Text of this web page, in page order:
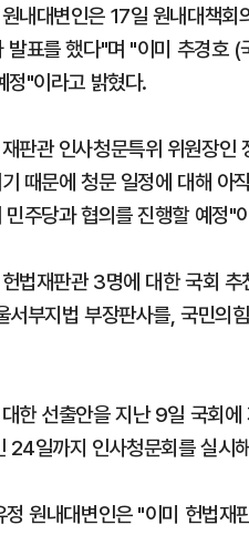
내대변인은 17일 원내대책
표를 했다"며 "이미 추경호
정"이라고 밝혔다.
판관 인사청문특위 위원장
때문에 청문 일정에 대해 아
주당과 협의를 진행할 예정"
법재판관 3명에 대한 국회
서부지법 부장판사를, 국민의
한 선출안을 지난 9일 국회
24일까지 인사청문회를 실시
정 원내대변인은 "이미 헌법